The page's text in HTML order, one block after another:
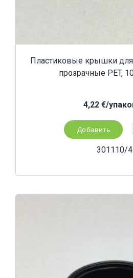
Пластиковые крышки
прозрачные PET,
4,22 €/
Добавить
301110/4